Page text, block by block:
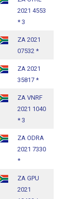
2021 4553
* 3
ZA 2021
07532 *
ZA 2021
35817 *
ZA VNRF
2021 1040
* 3
ZA ODRA
2021 7330
*
ZA GPU
2021